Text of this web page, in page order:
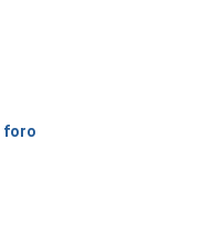
foro